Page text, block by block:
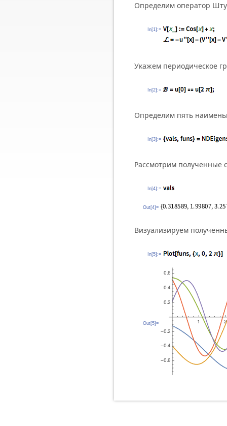
Определим оператор
In[1]:=
Укажем периодическое
In[2]:=
Определим пять
In[3]:=
Рассмотрим полученные
In[4]:=
Out[4]=
Визуализируем
In[5]:=
Out[5]=